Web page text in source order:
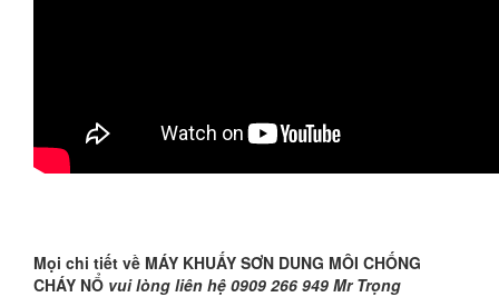
Mọi chi tiết về MÁY KHUẤY SƠN DUNG MÔI CHỐNG
CHÁY NỔ vui lòng liên hệ 0909 266 949 Mr Trọng